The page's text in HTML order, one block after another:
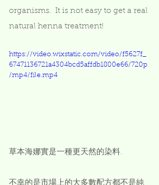
organisms.  It is not easy to get a real
natural henna treatment!
https://video.wixstatic.com/video/f5627f_
67471136721a4304bcd5affdb1800e66/720p
/mp4/file.mp4
草本海娜實是一種更天然的染料.
不幸的是市場上的大多數配方都不是純